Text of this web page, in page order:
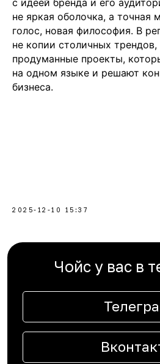
с идеей бренда и его
не яркая оболочка, а точная
голос, новая философия. В
не копии столичных
продуманные проекты,
на одном языке и решают
бизнеса.
2025-12-10 15:37